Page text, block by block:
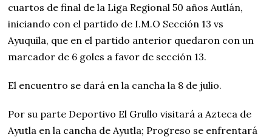
cuartos de final de la Liga Regional 50 años Autlán,
iniciando con el partido de I.M.O Sección 13 vs
Ayuquila, que en el partido anterior quedaron con un
marcador de 6 goles a favor de sección 13.
El encuentro se dará en la cancha la 8 de julio.
Por su parte Deportivo El Grullo visitará a Azteca de
Ayutla en la cancha de Ayutla; Progreso se enfrentará